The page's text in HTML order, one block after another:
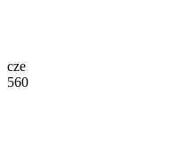
cze
560